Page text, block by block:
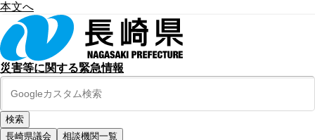
本文へ
災害等に関する緊急情報
長崎県議会
相談機関一覧